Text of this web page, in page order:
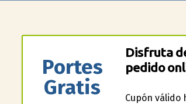
Portes
Gratis
Disfruta
pedido
Cupón válido